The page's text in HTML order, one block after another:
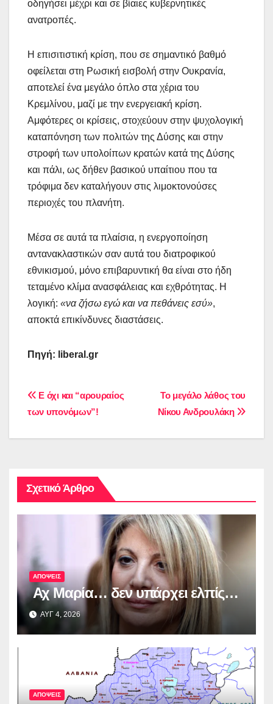
οδηγήσει μέχρι και σε βίαιες κυβερνητικές
ανατροπές.
Η επισιτιστική κρίση, που σε σημαντικό βαθμό
οφείλεται στη Ρωσική εισβολή στην Ουκρανία,
αποτελεί ένα μεγάλο όπλο στα χέρια του
Κρεμλίνου, μαζί με την ενεργειακή κρίση.
Αμφότερες οι κρίσεις, στοχεύουν στην ψυχολογική
καταπόνηση των πολιτών της Δύσης και στην
στροφή των υπολοίπων κρατών κατά της Δύσης
και πάλι, ως δήθεν βασικού υπαίτιου που τα
τρόφιμα δεν καταλήγουν στις λιμοκτονούσες
περιοχές του πλανήτη.
Μέσα σε αυτά τα πλαίσια, η ενεργοποίηση
αντανακλαστικών σαν αυτά του διατροφικού
εθνικισμού, μόνο επιβαρυντική θα είναι στο ήδη
τεταμένο κλίμα ανασφάλειας και εχθρότητας. H
λογική: «να ζήσω εγώ και να πεθάνεις εσύ»,
αποκτά επικίνδυνες διαστάσεις.
Πηγή: liberal.gr
Πλοήγηση
άρθρων
Το μεγάλο λάθος του
Νίκου Ανδρουλάκη
Ε όχι και “αρουραίος
των υπονόμων”!
Σχετικό Άρθρο
ΑΠΟΨΕΙΣ
Αχ Μαρία… δεν υπάρχει ελπίς…
ΑΥΓ 4, 2026
ΑΠΟΨΕΙΣ